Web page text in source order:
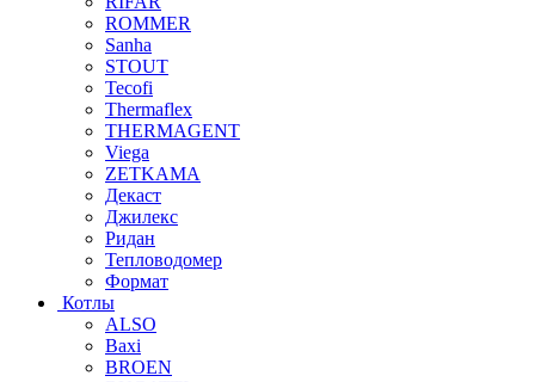
ROMMER
Sanha
STOUT
Tecofi
Thermaflex
THERMAGENT
Viega
ZETKAMA
Декаст
Джилекс
Ридан
Тепловодомер
Формат
Котлы
ALSO
Baxi
BROEN